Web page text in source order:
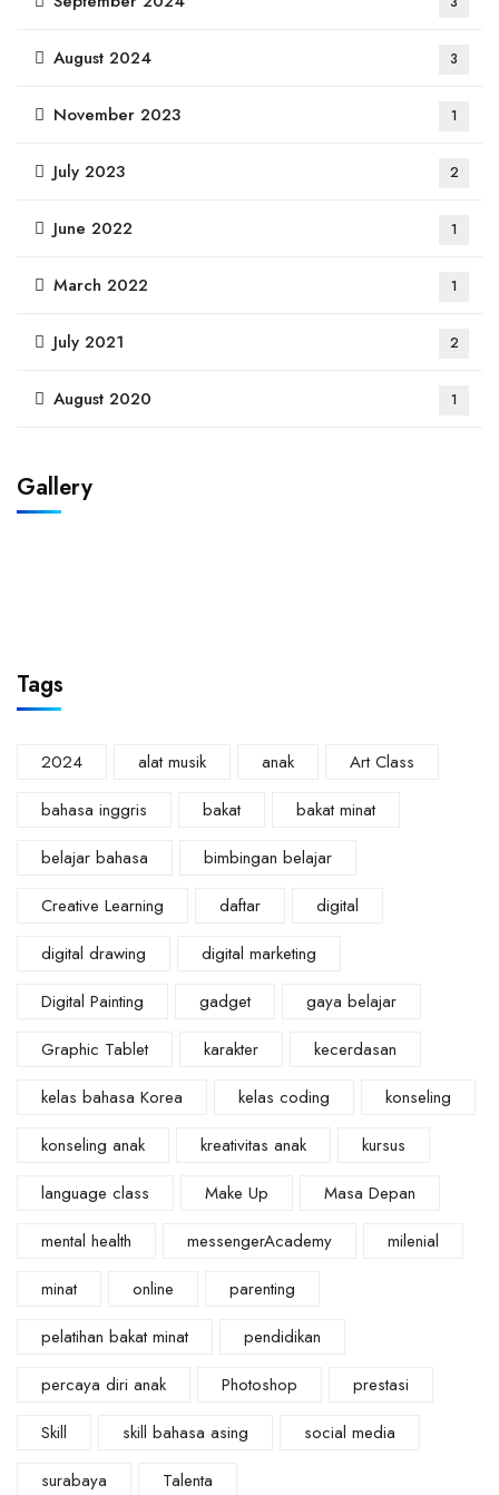
August 2024 3
November 2023 1
July 2023 2
June 2022 1
March 2022 1
July 2021 2
August 2020 1
Gallery
Tags
2024 alat musik anak
Art Class
bahasa inggris
bakat
bakat minat
belajar bahasa
bimbingan belajar
Creative Learning
daftar
digital
digital drawing
digital marketing
Digital Painting
gadget
gaya belajar
Graphic Tablet
karakter
kecerdasan
kelas bahasa Korea
kelas coding
konseling
konseling anak
kreativitas anak
kursus
language class
Make Up
Masa Depan
mental health
messengerAcademy
milenial
minat
online
parenting
pelatihan bakat minat
pendidikan
percaya diri anak
Photoshop
prestasi
Skill
skill bahasa asing
social media
surabaya
Talenta